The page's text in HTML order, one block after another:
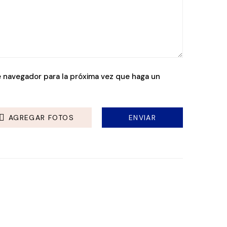
para la próxima vez que haga un
AGREGAR FOTOS